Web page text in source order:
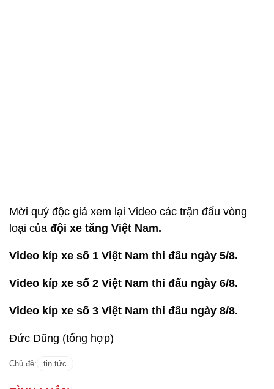
Mời quý độc giả xem lại Video các trận đấu vòng
loại của đội xe tăng Việt Nam.
Video kíp xe số 1 Việt Nam thi đấu ngày 5/8.
Video kíp xe số 2 Việt Nam thi đấu ngày 6/8.
Video kíp xe số 3 Việt Nam thi đấu ngày 8/8.
Đức Dũng (tổng hợp)
Chủ đề: tin tức